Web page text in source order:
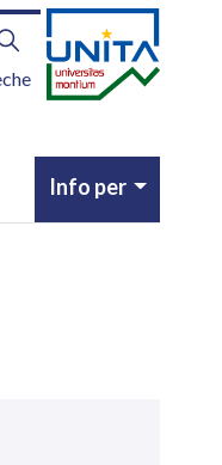
Info per